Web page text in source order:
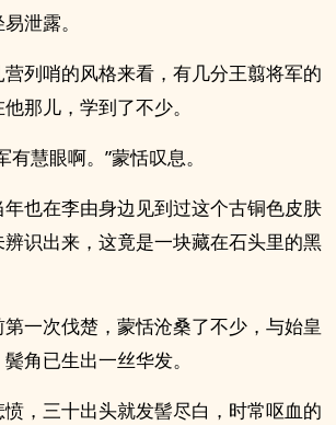
泄露。
列哨的风格来看，有几分王翦将军的
那儿，学到了不少。
有慧眼啊。”蒙恬叹息。
年也在李由身边见到过这个古铜色皮肤
识出来，这竟是一块藏在石头里的黑
一次伐楚，蒙恬沧桑了不少，与始皇
角已生出一丝华发。
，三十出头就发髻尽白，时常呕血的